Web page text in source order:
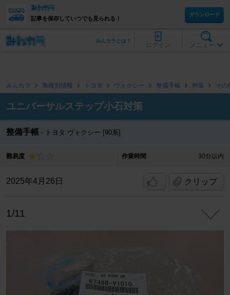
記事を保存していつでも見られる！
ダウンロード
メニュー
ログイン
みんカラとは？
みんカラ 車種別情報 トヨタ ヴォクシー 整備手帳 外装 その
ユニバーサルステップ小石対策
整備手帳 トヨタ ヴォクシー [90系]
難易度 作業時間 30分以内
2025年4月26日 クリップ
1/11